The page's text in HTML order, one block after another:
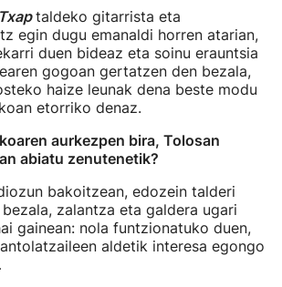
Txaptaldeko gitarrista eta
egin dugu emanaldi horren atarian,
duen bideaz eta soinu erauntsia
gogoan gertatzen den bezala,
haize leunak dena beste modu
etorriko denaz.
aurkezpen bira, Tolosan
abiatu zenutenetik?
bakoitzean, edozein talderi
zalantza eta galdera ugari
gainean: nola funtzionatuko duen,
aldetik interesa egongo